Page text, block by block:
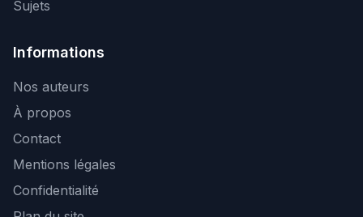
Sujets
Informations
Nos auteurs
À propos
Contact
Mentions légales
Confidentialité